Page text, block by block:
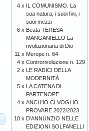
4 x IL COMUNISMO. La
sua natura, i suoi fini, i
suoi mezzi
6 x Beata TERESA
MANGANIELLO La
rivoluzionaria di Dio
11 x Merope n. 64
4 x Controrivoluzione n. 129
2 x LE RADICI DELLA
MODERNITÀ
5 x LA CATENA DI
PARTENOPE
4 x ANCH'IO CI VOGLIO
PROVARE 2022/2023
10 x D'ANNUNZIO NELLE
EDIZIONI SOLFANELLI